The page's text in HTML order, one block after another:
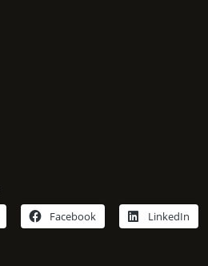
Facebook LinkedIn